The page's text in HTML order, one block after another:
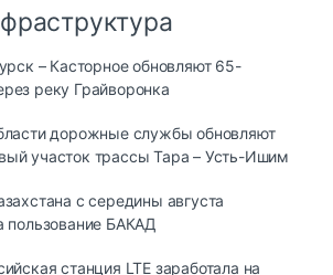
– Касторное обновляют 65-
реку Грайворонка
дорожные службы обновляют
участок трассы Тара – Усть-Ишим
с середины августа
пользование БАКАД
станция LTE заработала на